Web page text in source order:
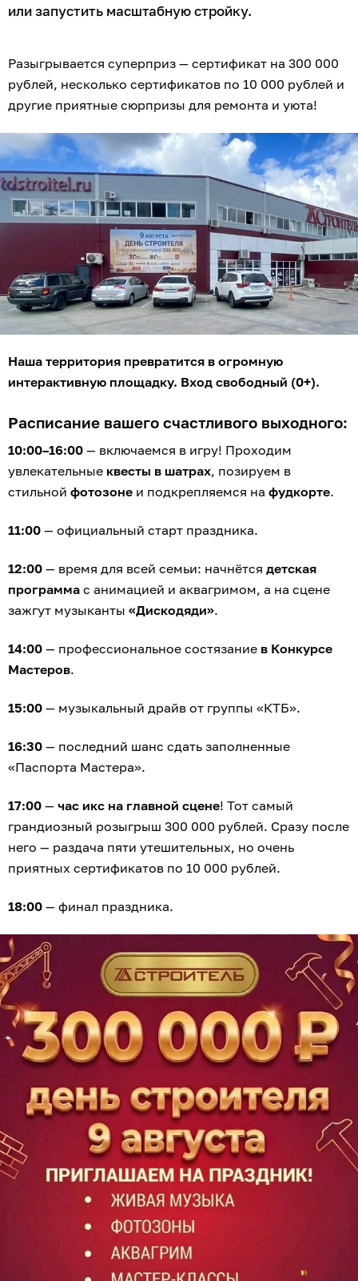
или запустить масштабную стройку.
Разыгрывается суперприз — сертификат на 300 000
рублей, несколько сертификатов по 10 000 рублей и
другие приятные сюрпризы для ремонта и уюта!
Наша территория превратится в огромную
интерактивную площадку. Вход свободный (0+).
Расписание вашего счастливого выходного:
10:00–16:00 — включаемся в игру! Проходим
увлекательные квесты в шатрах, позируем в
стильной фотозоне и подкрепляемся на фудкорте.
11:00 — официальный старт праздника.
12:00 — время для всей семьи: начнётся детская
программа с анимацией и аквагримом, а на сцене
зажгут музыканты «Дискодяди».
14:00 — профессиональное состязание в Конкурсе
Мастеров.
15:00 — музыкальный драйв от группы «КТБ».
16:30 — последний шанс сдать заполненные
«Паспорта Мастера».
17:00 — час икс на главной сцене! Тот самый
грандиозный розыгрыш 300 000 рублей. Сразу после
него — раздача пяти утешительных, но очень
приятных сертификатов по 10 000 рублей.
18:00 — финал праздника.